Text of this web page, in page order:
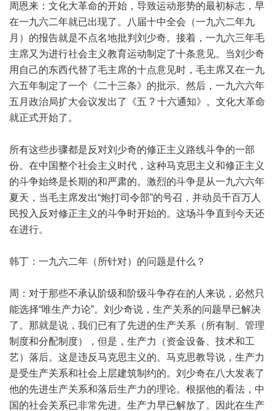
周恩来：文化大革命的开始，导致运动形势的最初标志，早
在一九六二年就已出现了。八届十中全会（一九六二年九
月）的报告就是不点名地批判刘少奇。接着，一九六三年毛
主席又为进行社会主义教育运动制定了十条意见。当刘少奇
用自己的东西代替了毛主席的十点意见时，毛主席又在一九
六五年制定了一个《二十三条》的批示。然后，一九六六年
五月政治局扩大会议发出了《五 ? 十六通知》。文化大革命
就正式开始了。
所有这些步骤都是反对刘少奇的修正主义路线斗争的一部
份。在中国整个社会主义时代，这种马克思主义和修正主义
的斗争始终是长期的和严肃的。激烈的斗争是从一九六六年
夏天，当毛主席发出“炮打司令部”的号召，并动员千百万人
民投入反对修正主义的斗争时开始的。这场斗争直到今天还
在进行。
韩丁：一九六二年（所针对）的问题是什么？
周：对于那些不承认阶级和阶级斗争存在的人来说，必然只
能选择“唯生产力论”。刘少奇说，生产关系的问题早已解决
了。那就是说，我们已有了先进的生产关系（所有制、管理
制度和分配制度），但是，生产力（资金设备、技术和工
艺）落后。这是违反马克思主义的。马克思教导说，生产力
是受生产关系和社会上层建筑制约的。刘少奇在八大发表了
他的先进生产关系和落后生产力的理论。根据他的看法，中
国的社会关系已非常先进。生产力早已解放了。因此在生产